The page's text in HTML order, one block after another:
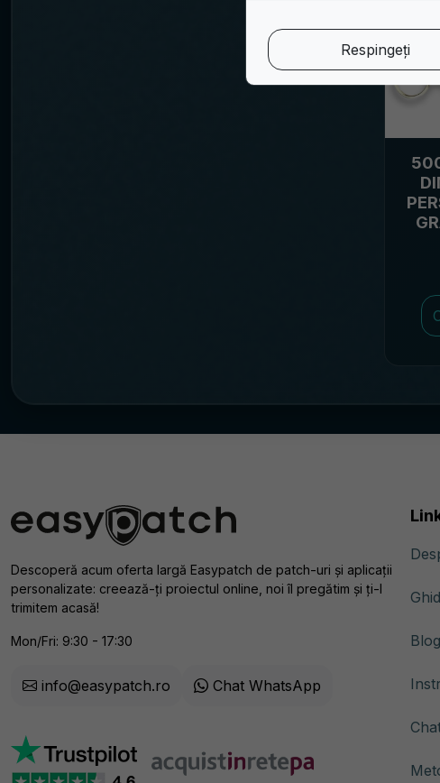
Descoperă acum oferta largă Easypatch de patch-uri și aplicații
personalizate: creează-ți proiectul online, noi îl pregătim și ți-l
trimitem acasă!
Mon/Fri: 9:30 - 17:30
info@easypatch.ro Chat WhatsApp
Blog
Respingeți